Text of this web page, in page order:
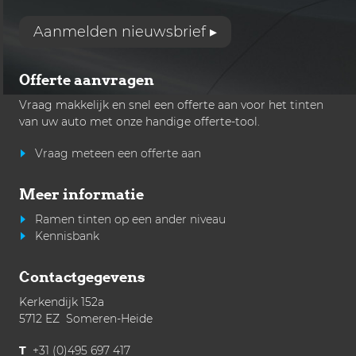
Aanmelden nieuwsbrief ▸
Offerte aanvragen
Vraag makkelijk en snel een offerte aan voor het tinten
van uw auto met onze handige offerte-tool.
Vraag meteen een offerte aan
Meer informatie
Ramen tinten op een ander niveau
Kennisbank
Contactgegevens
Kerkendijk 152a
5712 EZ Someren-Heide
T +31 (0)495 697 417